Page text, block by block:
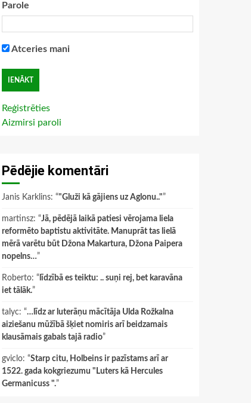
Parole
Atceries mani
Reģistrēties
Aizmirsi paroli
Pēdējie komentāri
Janis Karklins: “"Gluži kā gājiens uz Aglonu.."”
martinsz: “Jā, pēdējā laikā patiesi vērojama liela
reformēto baptistu aktivitāte. Manuprāt tas lielā
mērā varētu būt Džona Makartura, Džona Paipera
nopelns…”
Roberto: “ līdzībā es teiktu: .. suņi rej, bet karavāna
iet tālāk.”
talyc: “…līdz ar luterāņu mācītāja Ulda Rožkalna
aiziešanu mūžībā šķiet nomiris arī beidzamais
klausāmais gabals tajā radio”
gviclo: “Starp citu, Holbeins ir pazīstams arī ar
1522. gada kokgriezumu "Luters kā Hercules
Germanicuss ".”